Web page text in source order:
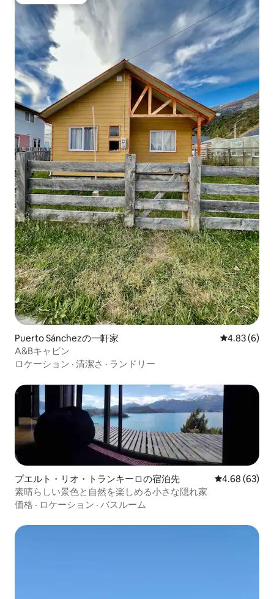
Puerto Sánchezの一軒家 レビュー6
4.83 (6)
A&Bキャビン
ロケーション · 清潔さ · ランドリー
プエルト・リオ・トランキーロの宿泊先 レビュー63
4.68 (63)
素晴らしい景色と自然を楽しめる小さな隠れ家
価格 · ロケーション · バスルーム